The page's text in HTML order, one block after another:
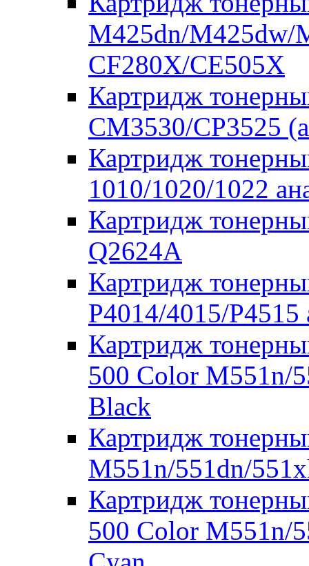
M425dn/M425dw/
CF280X/CE505X
Картридж
CM3530/CP3525
Картридж
1010/1020/1022
Картридж
Q2624A
Картридж
P4014/4015/P4515
Картридж
500 Color M551n/
Black
Картридж
M551n/551dn/
Картридж
500 Color M551n/